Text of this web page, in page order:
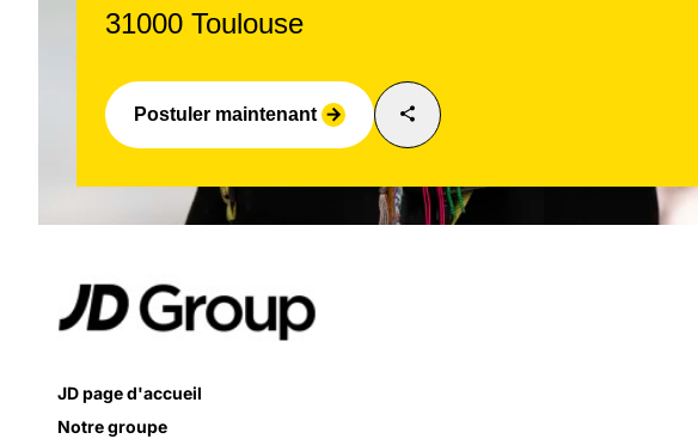
31000 Toulouse
Postuler maintenant arrow_forward share
JD page d'accueil
Notre groupe